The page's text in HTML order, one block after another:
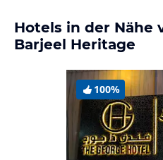
Hotels in der Nähe
Barjeel Heritage
100%